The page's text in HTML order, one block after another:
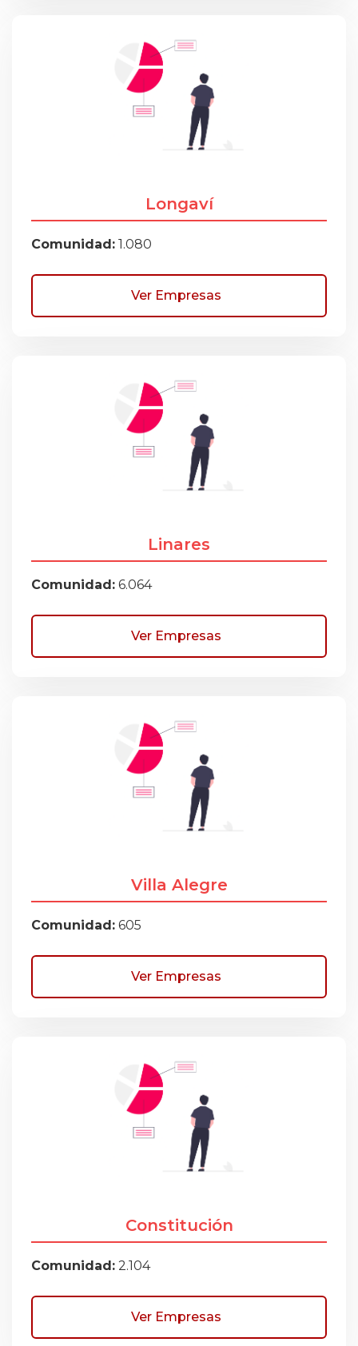
Longaví
Comunidad: 1.080
Ver Empresas
Linares
Comunidad: 6.064
Ver Empresas
Villa Alegre
Comunidad: 605
Ver Empresas
Constitución
Comunidad: 2.104
Ver Empresas